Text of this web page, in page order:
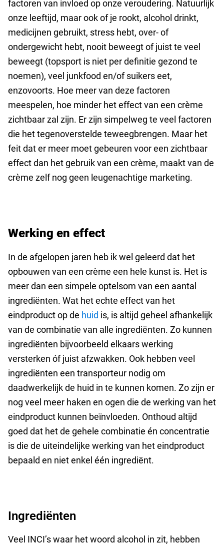
factoren van invloed op onze veroudering. Natuurlijk
onze leeftijd, maar ook of je rookt, alcohol drinkt,
medicijnen gebruikt, stress hebt, over- of
ondergewicht hebt, nooit beweegt of juist te veel
beweegt (topsport is niet per definitie gezond te
noemen), veel junkfood en/of suikers eet,
enzovoorts. Hoe meer van deze factoren
meespelen, hoe minder het effect van een crème
zichtbaar zal zijn. Er zijn simpelweg te veel factoren
die het tegenoverstelde teweegbrengen. Maar het
feit dat er meer moet gebeuren voor een zichtbaar
effect dan het gebruik van een crème, maakt van de
crème zelf nog geen leugenachtige marketing.
Werking en effect
In de afgelopen jaren heb ik wel geleerd dat het
opbouwen van een crème een hele kunst is. Het is
meer dan een simpele optelsom van een aantal
ingrediënten. Wat het echte effect van het
eindproduct op de huid is, is altijd geheel afhankelijk
van de combinatie van alle ingrediënten. Zo kunnen
ingrediënten bijvoorbeeld elkaars werking
versterken óf juist afzwakken. Ook hebben veel
ingrediënten een transporteur nodig om
daadwerkelijk de huid in te kunnen komen. Zo zijn er
nog veel meer haken en ogen die de werking van het
eindproduct kunnen beïnvloeden. Onthoud altijd
goed dat het de gehele combinatie én concentratie
is die de uiteindelijke werking van het eindproduct
bepaald en niet enkel één ingrediënt.
Ingrediënten
Veel INCI’s waar het woord alcohol in zit, hebben